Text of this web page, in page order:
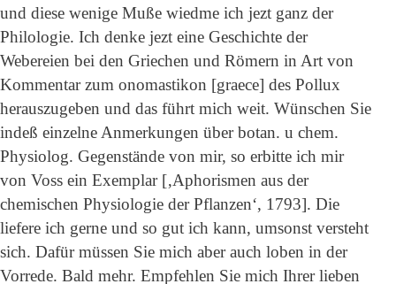
und diese wenige Muße wiedme ich jezt ganz der
Philologie. Ich denke jezt eine Geschichte der
Webereien bei den Griechen und Römern in Art von
Kommentar zum onomastikon [graece] des Pollux
herauszugeben und das führt mich weit. Wünschen Sie
indeß einzelne Anmerkungen über botan. u chem.
Physiolog. Gegenstände von mir, so erbitte ich mir
von Voss ein Exemplar [‚Aphorismen aus der
chemischen Physiologie der Pflanzen‘, 1793]. Die
liefere ich gerne und so gut ich kann, umsonst versteht
sich. Dafür müssen Sie mich aber auch loben in der
Vorrede. Bald mehr. Empfehlen Sie mich Ihrer lieben